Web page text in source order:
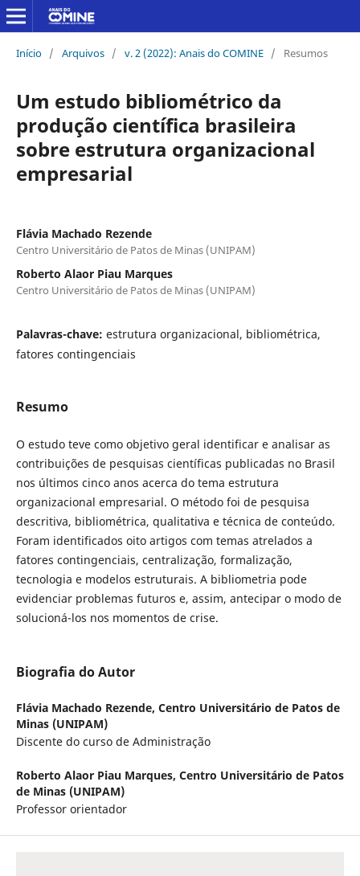
Início / Arquivos / v. 2 (2022): Anais do COMINE / Resumos
Um estudo bibliométrico da
produção científica brasileira
sobre estrutura organizacional
empresarial
Flávia Machado Rezende
Centro Universitário de Patos de Minas (UNIPAM)
Roberto Alaor Piau Marques
Centro Universitário de Patos de Minas (UNIPAM)
Palavras-chave: estrutura organizacional, bibliométrica,
fatores contingenciais
Resumo
O estudo teve como objetivo geral identificar e analisar as
contribuições de pesquisas científicas publicadas no Brasil
nos últimos cinco anos acerca do tema estrutura
organizacional empresarial. O método foi de pesquisa
descritiva, bibliométrica, qualitativa e técnica de conteúdo.
Foram identificados oito artigos com temas atrelados a
fatores contingenciais, centralização, formalização,
tecnologia e modelos estruturais. A bibliometria pode
evidenciar problemas futuros e, assim, antecipar o modo de
solucioná-los nos momentos de crise.
Biografia do Autor
Flávia Machado Rezende, Centro Universitário de Patos de
Minas (UNIPAM)
Discente do curso de Administração
Roberto Alaor Piau Marques, Centro Universitário de Patos
de Minas (UNIPAM)
Professor orientador